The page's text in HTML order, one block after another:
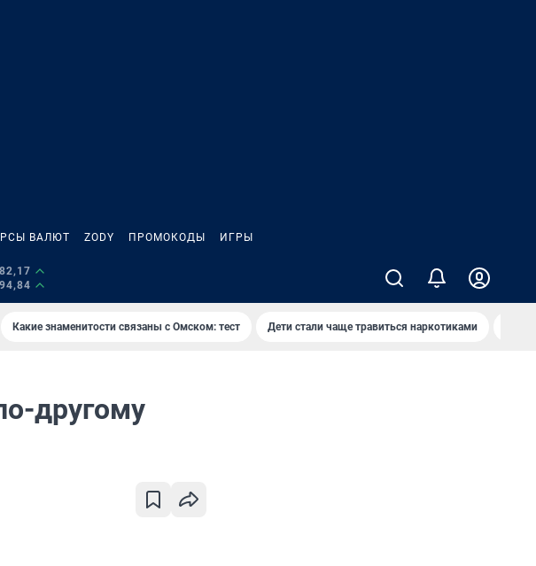
ВАЛЮТ ZODY ПРОМОКОДЫ ИГРЫ
Какие знаменитости связаны с Омском: тест Дети стали чаще травиться наркотиками
другому